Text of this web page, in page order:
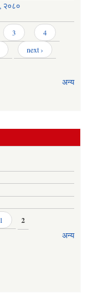
२०८०
3
4
next ›
अन्य
1
2
अन्य